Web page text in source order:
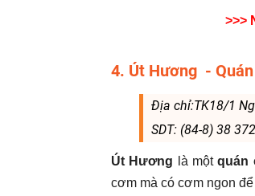
>>>
4. Út Hương -
Địa chỉ:TK18/1
SDT: (84-8) 38
Út Hương là mộtquán
cơm mà có cơm ngon